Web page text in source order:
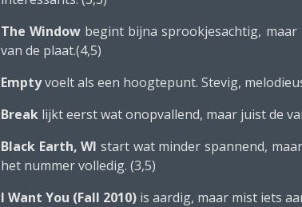
The Window begint bijna sprookjesachtig,
van de plaat.(4,5)
Emptyvoelt als een hoogtepunt. Stevig,
Break lijkt eerst wat onopvallend, maar juist de
Black Earth, WI start wat minder spannend,
het nummer volledig. (3,5)
I Want You (Fall 2010) is aardig, maar mist iets